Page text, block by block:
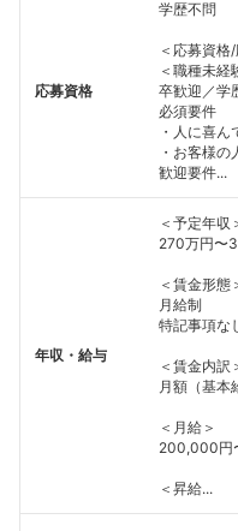
フォ
こちらの企業
応募資格
学歴不問
＜応募資格
＜職種未経
卒歓迎／学
必須要件
・人に喜
・お客様
歓迎要件...
年収・給与
＜予定年収
270万円〜
＜賃金形態
月給制
特記事項な
＜賃金内訳
月額（基
＜月給＞
200,000円
＜昇給...